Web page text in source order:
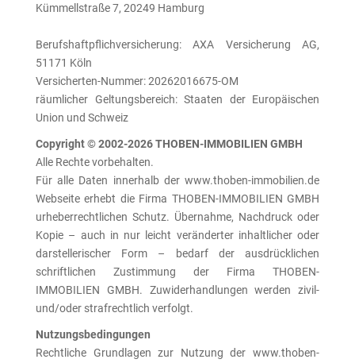
Kümmellstraße 7, 20249 Hamburg
Berufshaftpflichversicherung: AXA Versicherung AG,
51171 Köln
Versicherten-Nummer: 20262016675-OM
räumlicher Geltungsbereich: Staaten der Europäischen
Union und Schweiz
Copyright © 2002-2026 THOBEN-IMMOBILIEN GMBH
Alle Rechte vorbehalten.
Für alle Daten innerhalb der www.thoben-immobilien.de
Webseite erhebt die Firma THOBEN-IMMOBILIEN GMBH
urheberrechtlichen Schutz. Übernahme, Nachdruck oder
Kopie – auch in nur leicht veränderter inhaltlicher oder
darstellerischer Form – bedarf der ausdrücklichen
schriftlichen Zustimmung der Firma THOBEN-
IMMOBILIEN GMBH. Zuwiderhandlungen werden zivil-
und/oder strafrechtlich verfolgt.
Nutzungsbedingungen
Rechtliche Grundlagen zur Nutzung der www.thoben-